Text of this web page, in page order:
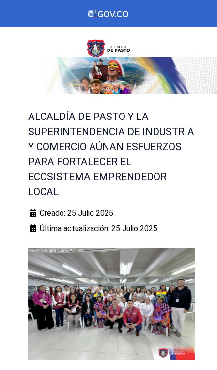
ALCALDÍA DE PASTO Y LA
SUPERINTENDENCIA DE INDUSTRIA
Y COMERCIO AÚNAN ESFUERZOS
PARA FORTALECER EL
ECOSISTEMA EMPRENDEDOR
LOCAL
Creado: 25 Julio 2025
Última actualización: 25 Julio 2025